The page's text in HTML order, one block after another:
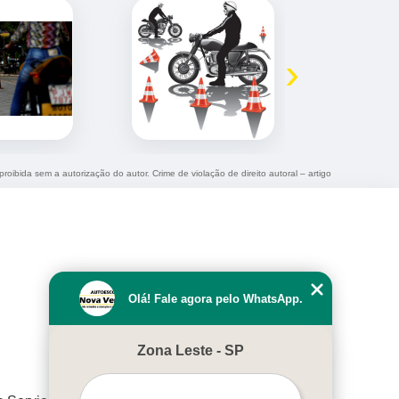
›
sem a autorização do autor. Crime de violação de direito autoral – artigo
Olá! Fale agora pelo WhatsApp.
Zona Leste - SP